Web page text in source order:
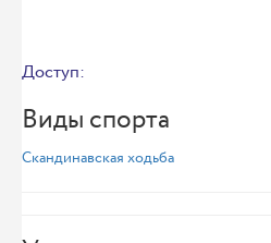
Доступ:
Виды спорта
Скандинавская ходьба